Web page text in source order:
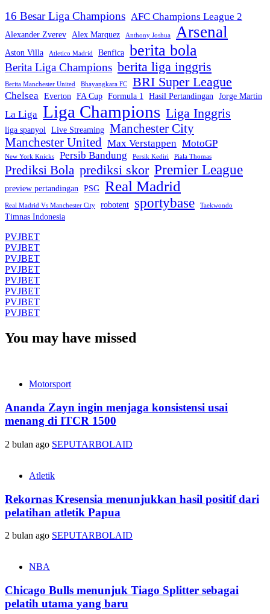
16 Besar Liga Champions AFC Champions League 2
Alexander Zverev Alex Marquez Anthony Joshua Arsenal
Aston Villa Atletico Madrid Benfica berita bola
Berita Liga Champions berita liga inggris
Berita Manchester United Bhayangkara FC BRI Super League
Chelsea Everton FA Cup Formula 1 Hasil Pertandingan Jorge Martin
La Liga Liga Champions Liga Inggris
liga spanyol Live Streaming Manchester City
Manchester United Max Verstappen MotoGP
New York Knicks Persib Bandung Persik Kediri Piala Thomas
Prediksi Bola prediksi skor Premier League
preview pertandingan PSG Real Madrid
Real Madrid Vs Manchester City robotent sportybase Taekwondo
Timnas Indonesia
PVJBET
PVJBET
PVJBET
PVJBET
PVJBET
PVJBET
PVJBET
PVJBET
You may have missed
Motorsport
Ananda Zayn ingin menjaga konsistensi usai
menang di ITCR 1500
2 bulan ago SEPUTARBOLAID
Atletik
Rekornas Kresensia menunjukkan hasil positif dari
pelatihan atletik Papua
2 bulan ago SEPUTARBOLAID
NBA
Chicago Bulls menunjuk Tiago Splitter sebagai
pelatih utama yang baru